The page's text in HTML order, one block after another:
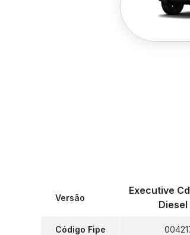
Versão
Código Fipe
Executive